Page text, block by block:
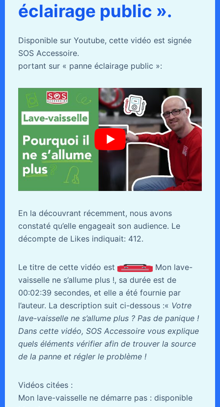
éclairage public ».
Disponible sur Youtube, cette vidéo est signée
SOS Accessoire.
portant sur « panne éclairage public »:
En la découvrant récemment, nous avons
constaté qu’elle engageait son audience. Le
décompte de Likes indiquait: 412.
Le titre de cette vidéo est
Mon lave-
vaisselle ne s’allume plus !, sa durée est de
00:02:39 secondes, et elle a été fournie par
l’auteur. La description suit ci-dessous :« Votre
lave-vaisselle ne s’allume plus ? Pas de panique !
Dans cette vidéo, SOS Accessoire vous explique
quels éléments vérifier afin de trouver la source
de la panne et régler le problème !
Vidéos citées :
Mon lave-vaisselle ne démarre pas : disponible